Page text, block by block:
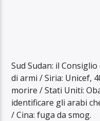
Sud Sudan: il
di armi / Siria: Unicef,
morire / Stati Uniti:
identificare gli arabi
/ Cina: fuga da smog.